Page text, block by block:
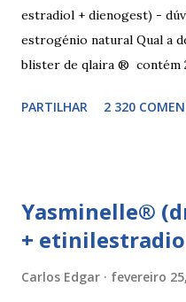
estradiol + dienogest) -
estrogénio natural Qual a
blister de qlaira ® contém
comprimidos inativos
estradiol (estrogénio
comprimidos amarelo
comprimidos vermelho
PARTILHAR 2 320
Yasminelle®
+
Carlos Edgar fevereiro